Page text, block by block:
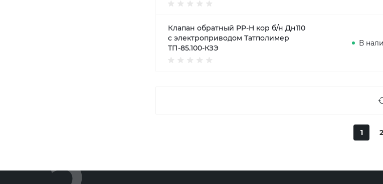
Клапан обратный PP-H кор б/н Дн110
с электроприводом Татполимер
ТП-85.100-КЗЭ
В
1 2